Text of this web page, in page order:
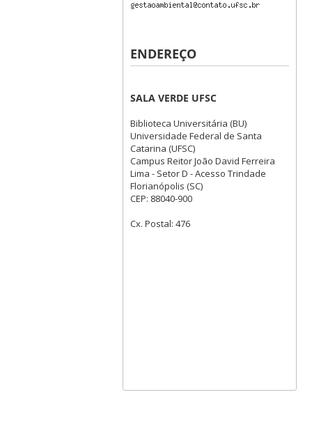
ENDEREÇO
SALA VERDE UFSC
Biblioteca Universitária (BU)
Universidade Federal de Santa
Catarina (UFSC)
Campus Reitor João David Ferreira
Lima - Setor D - Acesso Trindade
Florianópolis (SC)
CEP: 88040-900
Cx. Postal: 476